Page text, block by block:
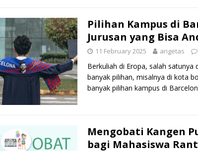
Pilihan Kampus di
Jurusan yang Bisa
11 February 2025 arigetas
Berkuliah di Eropa, salah satunya
banyak pilihan, misalnya di kota
banyak pilihan kampus di
Mengobati Kangen
bagi Mahasiswa